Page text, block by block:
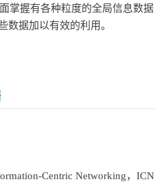
掌握有各种粒度的全局信息数
数据加以有效的利用。
Centric Networking，